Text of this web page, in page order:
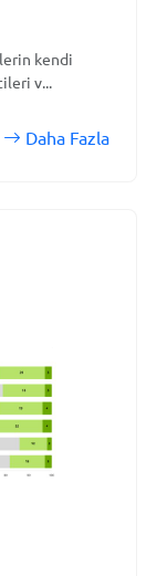
kendi
v...
Daha Fazla